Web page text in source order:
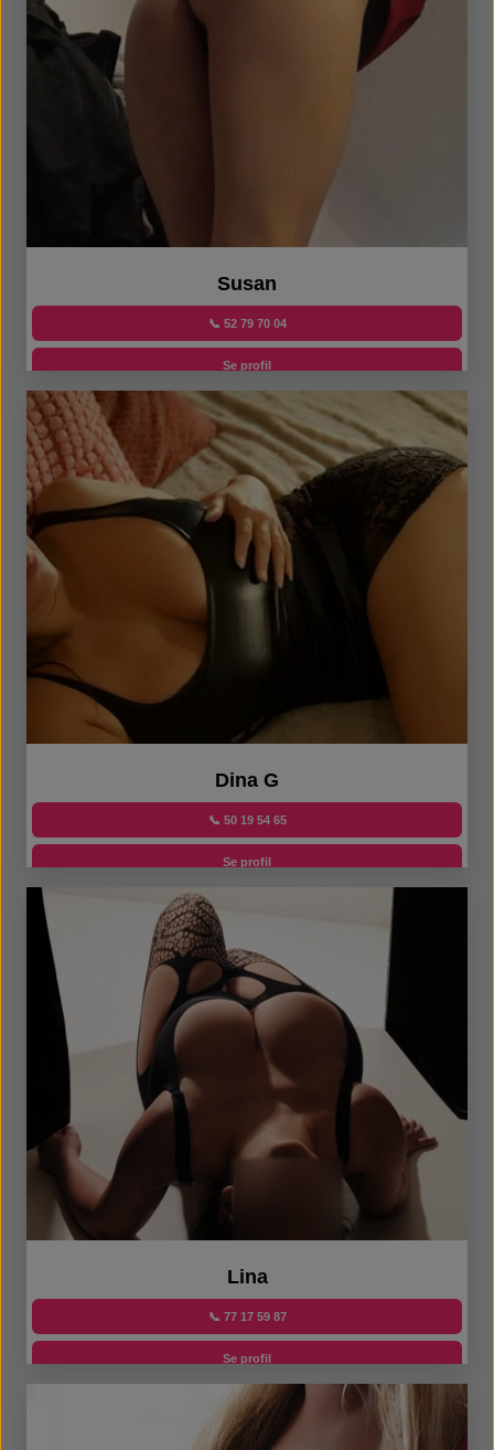
Susan
📞 52 79 70 04
Se profil
Dina G
📞 50 19 54 65
Se profil
Lina
📞 77 17 59 87
Se profil